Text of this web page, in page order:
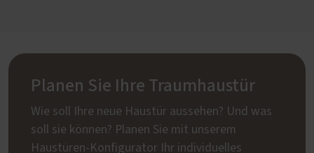
Planen Sie Ihre Traumhaustür
Wie soll Ihre neue Haustür aussehen? Und was
soll sie können? Planen Sie mit unserem
Haustüren-Konfigurator Ihr individuelles